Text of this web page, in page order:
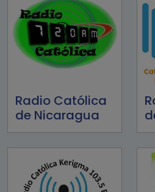
Radio Católica
de Nicaragua